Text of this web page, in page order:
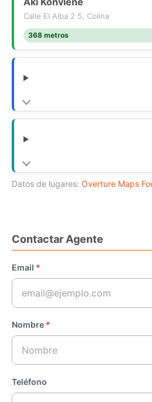
Segundo piso:
- Dormitorio en suite.
- 1 baño completo.
Orientación: Sur Oriente
GGCC: 30.000
de buen tamaño y portón de acceso
*considerar comisión de corretaje
Calle El Alba 2 5, Colina
368 metros
Datos de lugares: Overture Maps
Contactar Agente
Email *
Nombre *
Teléfono